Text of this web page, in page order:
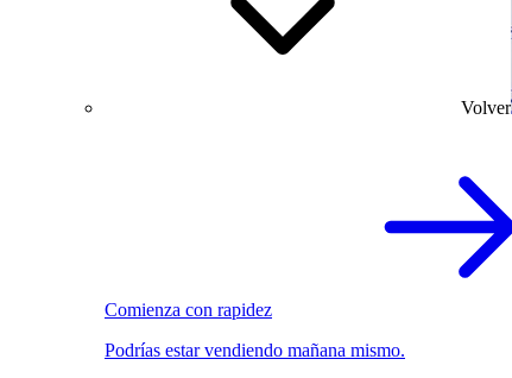
Volver
Comienza con rapidez
Podrías estar vendiendo mañana mismo.